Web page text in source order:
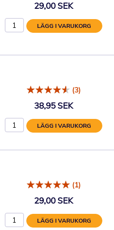
29,00 SEK
LÄGG I VARUKORG
(3)
38,95 SEK
LÄGG I VARUKORG
(1)
29,00 SEK
LÄGG I VARUKORG